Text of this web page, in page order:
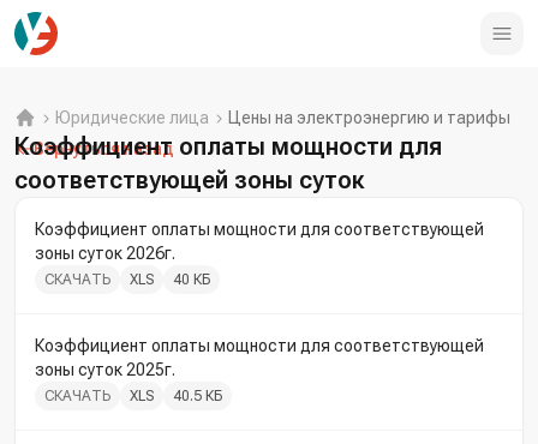
Юридические лица
Цены на электроэнергию и тарифы
Вернуться назад
Коэффициент оплаты мощности для
соответствующей зоны суток
Коэффициент оплаты мощности для соответствующей
зоны суток 2026г.
СКАЧАТЬ XLS 40 КБ
Коэффициент оплаты мощности для соответствующей
зоны суток 2025г.
СКАЧАТЬ XLS 40.5 КБ